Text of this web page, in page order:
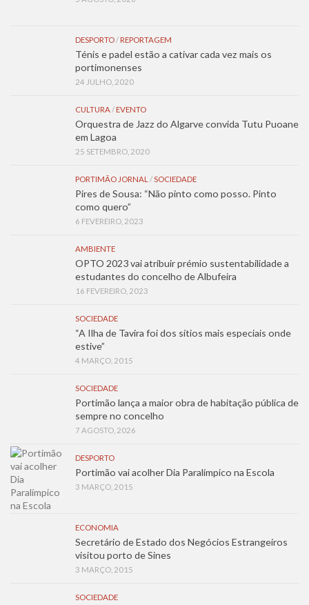
DESPORTO/ REPORTAGEM
Ténis e padel estão a cativar cada vez mais os
portimonenses
24 JULHO, 2020
CULTURA/ EVENTO
Orquestra de Jazz do Algarve convida Tutu Puoane
em Lagoa
25 SETEMBRO, 2020
PORTIMÃO JORNAL /SOCIEDADE
Pires de Sousa: “Não pinto como posso. Pinto
como quero”
6 FEVEREIRO, 2023
AMBIENTE
OPTO 2023 vai atribuir prémio sustentabilidade a
estudantes do concelho de Albufeira
16 FEVEREIRO, 2023
SOCIEDADE
“A Ilha de Tavira foi dos sítios mais especiais onde
estive”
4 MARÇO, 2015
SOCIEDADE
Portimão lança a maior obra de habitação pública de
sempre no concelho
7 AGOSTO, 2026
DESPORTO
Portimão vai acolher Dia Paralímpico na Escola
3 MARÇO, 2015
ECONOMIA
Secretário de Estado dos Negócios Estrangeiros
visitou porto de Sines
3 MARÇO, 2015
SOCIEDADE